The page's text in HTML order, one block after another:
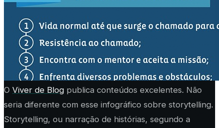
O Viver de Blog publica conteúdos excelentes. Não
seria diferente com esse infográfico sobre storytelling.
Storytelling, ou narração de histórias, segundo a